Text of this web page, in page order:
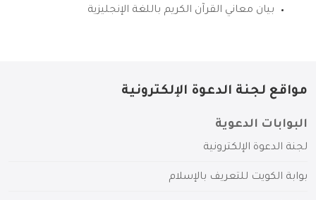
بيان معاني القرآن الكريم باللغة الإنجليزية
مواقع لجنة الدعوة الإلكترونية
البوابات الدعوية
لجنة الدعوة الإلكترونية
بوابة الكويت للتعريف بالإسلام